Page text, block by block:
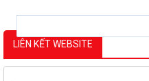
LIÊN KẾT WEBSITE